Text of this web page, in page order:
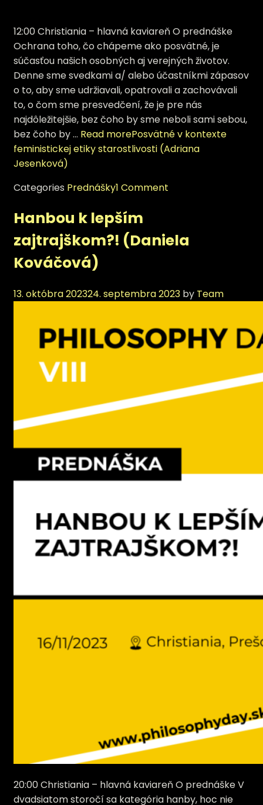
12:00 Christiania – hlavná kaviareň O prednáške
Ochrana toho, čo chápeme ako posvätné, je
súčasťou našich osobných aj verejných životov.
Denne sme svedkami a/ alebo účastníkmi zápasov
o to, aby sme udržiavali, opatrovali a zachovávali
to, o čom sme presvedčení, že je pre nás
najdôležitejšie, bez čoho by sme neboli sami sebou,
bez čoho by … Read morePosvätné v kontexte
feministickej etiky starostlivosti (Adriana
Jesenková)
Categories Prednášky1 Comment
Hanbou k lepším
zajtrajškom?! (Daniela
Kováčová)
13. októbra 202324. septembra 2023 by Team
20:00 Christiania – hlavná kaviareň O prednáške V
dvadsiatom storočí sa kategória hanby, hoc nie